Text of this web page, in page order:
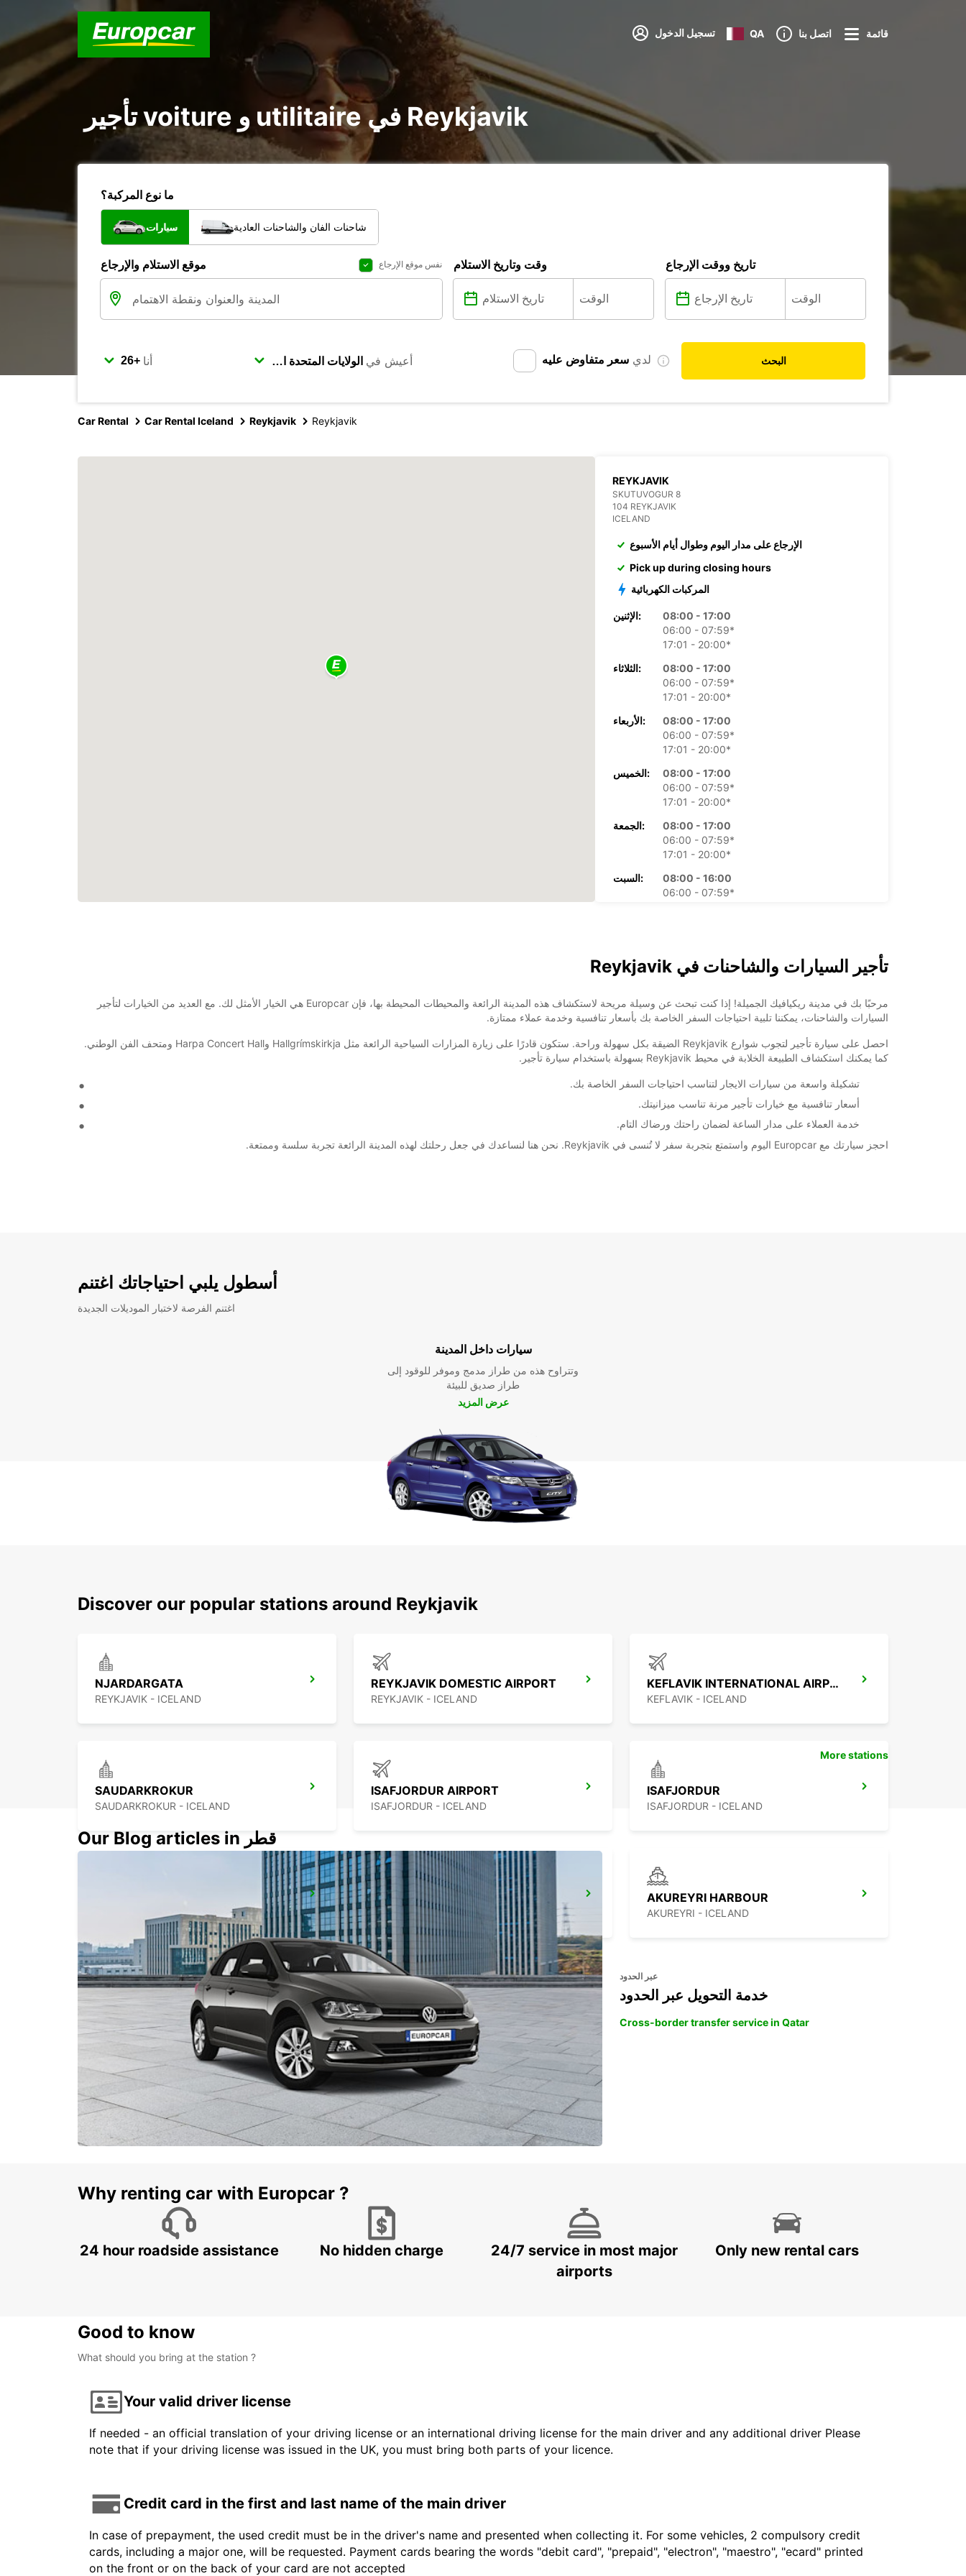
تسجيل الدخول QA اتصل بنا قائمة
تأجير voiture و utilitaire في Reykjavik
ما نوع المركبة؟
سيارات شاحنات الفان والشاحنات العادية
موقع الاستلام والإرجاع نفس موقع الإرجاع وقت وتاريخ الاستلام تاريخ ووقت الإرجاع
أنا أعيش في لدي سعر متفاوض عليه البحث
Car Rental Car Rental Iceland Reykjavik Reykjavik
REYKJAVIK
SKUTUVOGUR 8
104 REYKJAVIK
ICELAND
الإرجاع على مدار اليوم وطوال أيام الأسبوع
Pick up during closing hours
المركبات الكهربائية
الإثنين:
08:00 - 17:00
06:00 - 07:59*
17:01 - 20:00*
الثلاثاء:
08:00 - 17:00
06:00 - 07:59*
17:01 - 20:00*
الأربعاء:
08:00 - 17:00
06:00 - 07:59*
17:01 - 20:00*
الخميس:
08:00 - 17:00
06:00 - 07:59*
17:01 - 20:00*
الجمعة:
08:00 - 17:00
06:00 - 07:59*
17:01 - 20:00*
السبت:
08:00 - 16:00
06:00 - 07:59*
16:01 - 20:00*
These opening hours may vary due to public holidays.
خط سير الرحلة
تأجير السيارات والشاحنات في Reykjavik
مرحبًا بك في مدينة ريكيافيك الجميلة! إذا كنت تبحث عن وسيلة مريحة لاستكشاف هذه المدينة الرائعة والمحيطات المحيطة بها، فإن Europcar هي الخيار الأمثل لك. مع العديد من الخيارات لتأجير
السيارات والشاحنات، يمكننا تلبية احتياجات السفر الخاصة بك بأسعار تنافسية وخدمة عملاء ممتازة.
احصل على سيارة تأجير لتجوب شوارع Reykjavik الضيقة بكل سهولة وراحة. ستكون قادرًا على زيارة المزارات السياحية الرائعة مثل Hallgrímskirkja وHarpa Concert Hall ومتحف الفن الوطني.
كما يمكنك استكشاف الطبيعة الخلابة في محيط Reykjavik بسهولة باستخدام سيارة تأجير.
تشكيلة واسعة من سيارات الايجار لتناسب احتياجات السفر الخاصة بك.
أسعار تنافسية مع خيارات تأجير مرنة تناسب ميزانيتك.
خدمة العملاء على مدار الساعة لضمان راحتك ورضاك التام.
احجز سيارتك مع Europcar اليوم واستمتع بتجربة سفر لا تُنسى في Reykjavik. نحن هنا لنساعدك في جعل رحلتك لهذه المدينة الرائعة تجربة سلسة وممتعة.
أسطول يلبي احتياجاتك اغتنم
اغتنم الفرصة لاختبار الموديلات الجديدة
سيارات داخل المدينة
وتتراوح هذه من طراز مدمج وموفر للوقود إلى
طراز صديق للبيئة
عرض المزيد
Discover our popular stations around Reykjavik
NJARDARGATA
REYKJAVIK - ICELAND
REYKJAVIK DOMESTIC AIRPORT
REYKJAVIK - ICELAND
KEFLAVIK INTERNATIONAL AIRPORT
KEFLAVIK - ICELAND
SAUDARKROKUR
SAUDARKROKUR - ICELAND
ISAFJORDUR AIRPORT
ISAFJORDUR - ICELAND
ISAFJORDUR
ISAFJORDUR - ICELAND
AKUREYRI - ICELAND
AKUREYRI
AKUREYRI - ICELAND
AKUREYRI HARBOUR
AKUREYRI - ICELAND
More stations
Our Blog articles in قطر
عبر الحدود
خدمة التحويل عبر الحدود
Cross-border transfer service in Qatar
Why renting car with Europcar ?
24 hour roadside assistance No hidden charge
24/7 service in most major
airports
Only new rental cars
Good to know
What should you bring at the station ?
Your valid driver license
If needed - an official translation of your driving license or an international driving license for the main driver and any additional driver Please
note that if your driving license was issued in the UK, you must bring both parts of your licence.
Credit card in the first and last name of the main driver
In case of prepayment, the used credit must be in the driver's name and presented when collecting it. For some vehicles, 2 compulsory credit
cards, including a major one, will be requested. Payment cards bearing the words "debit card", "prepaid", "electron", "maestro", "ecard" printed
on the front or on the back of your card are not accepted